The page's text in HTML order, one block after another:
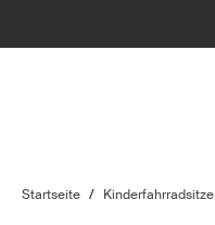
Startseite / Kinderfahrradsitze